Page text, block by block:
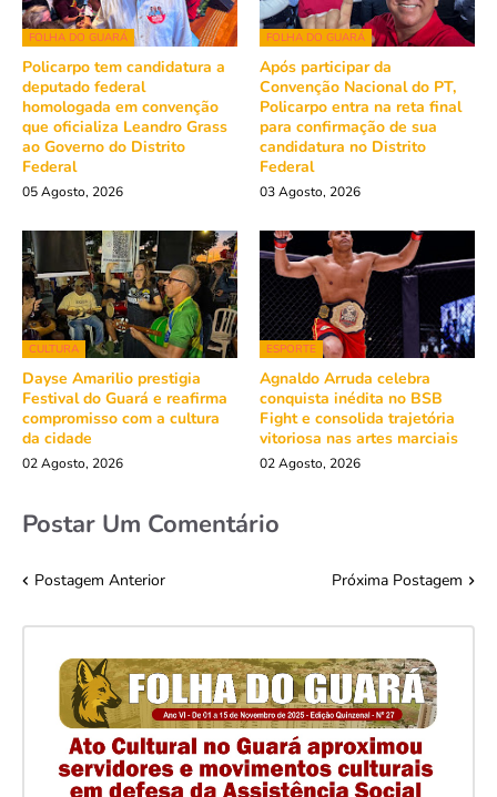
FOLHA DO GUARÁ
Policarpo tem candidatura a
deputado federal
homologada em convenção
que oficializa Leandro Grass
ao Governo do Distrito
Federal
05 Agosto, 2026
FOLHA DO GUARÁ
Após participar da
Convenção Nacional do PT,
Policarpo entra na reta final
para confirmação de sua
candidatura no Distrito
Federal
03 Agosto, 2026
CULTURA
Dayse Amarilio prestigia
Festival do Guará e reafirma
compromisso com a cultura
da cidade
02 Agosto, 2026
ESPORTE
Agnaldo Arruda celebra
conquista inédita no BSB
Fight e consolida trajetória
vitoriosa nas artes marciais
02 Agosto, 2026
Postar Um Comentário
Postagem Anterior Próxima Postagem